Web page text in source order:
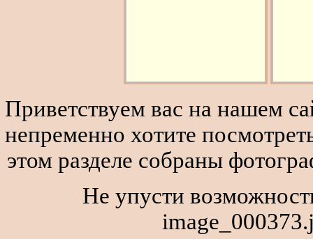
Приветствуем вас на нашем
непременно хотите
этом разделе собраны
Не упусти